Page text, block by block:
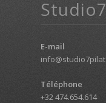
E-mail
Téléphone
+32 474.654.614